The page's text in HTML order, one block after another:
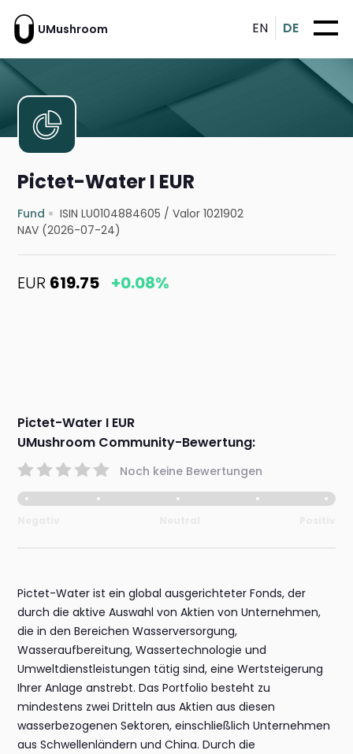
UMushroom EN DE
Pictet-Water I EUR
Fund ISIN LU0104884605 /Valor 1021902
NAV (2026-07-24)
EUR 619.75 +0.08%
Pictet-Water I EUR
UMushroom Community-Bewertung:
Noch keine Bewertungen
Pictet-Water ist ein global ausgerichteter Fonds, der
durch die aktive Auswahl von Aktien von Unternehmen,
die in den Bereichen Wasserversorgung,
Wasseraufbereitung, Wassertechnologie und
Umweltdienstleistungen tätig sind, eine Wertsteigerung
Ihrer Anlage anstrebt. Das Portfolio besteht zu
mindestens zwei Dritteln aus Aktien aus diesen
wasserbezogenen Sektoren, einschließlich Unternehmen
aus Schwellenländern und China. Durch die